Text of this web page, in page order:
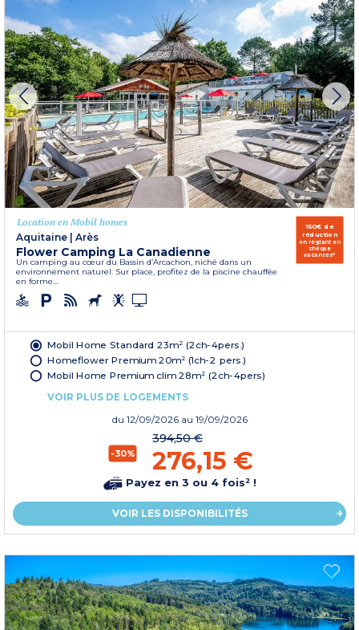
Location en Mobil homes
Aquitaine
Arès
Flower Camping La Canadienne
Un camping au cœur du Bassin d’Arcachon, niché dans un
environnement naturel. Sur place, profitez de la piscine chauffée
en forme...
150€ de
réduction
en réglant en
chèque
vacances*
Mobil Home Standard 23m² (2ch-4pers.)
Homeflower Premium 20m² (1ch-2 pers.)
Mobil Home Premium clim 28m² (2ch-4pers)
VOIR PLUS DE LOGEMENTS
du 12/09/2026 au 19/09/2026
-30%
394,50 €
276,15 €
Payez en 3 ou 4 fois² !
VOIR LES DISPONIBILITÉS